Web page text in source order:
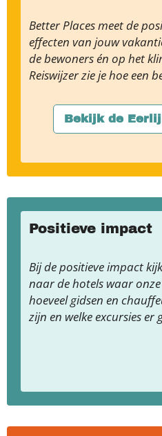
Better Places meet de
effecten van jouw
de bewoners én op het
Reiswijzer zie je hoe een
Bekijk de
Positieve impact
Bij de positieve impact
naar de hotels waar
hoeveel gidsen en
zijn en welke excursies er